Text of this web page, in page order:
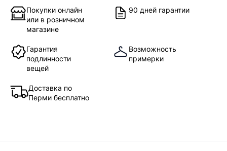
Покупки онлайн
или в розничном
магазине
90 дней гарантии
Гарантия
подлинности
вещей
Возможность
примерки
Доставка по
Перми бесплатно